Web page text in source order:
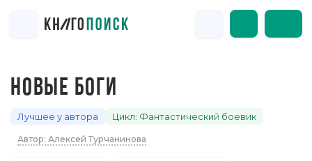
НОВЫЕ БОГИ
Лучшее у автора Цикл: Фантастический боевик
Автор: Алексей Турчанинова